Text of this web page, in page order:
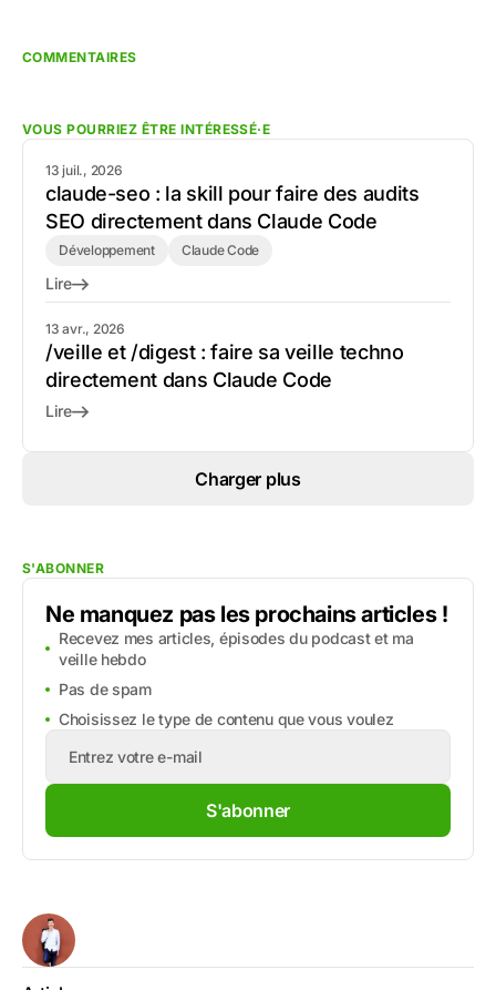
COMMENTAIRES
VOUS POURRIEZ ÊTRE INTÉRESSÉ·E
13 juil., 2026
claude-seo : la skill pour faire des audits
SEO directement dans Claude Code
Développement Claude Code
Lire
13 avr., 2026
/veille et /digest : faire sa veille techno
directement dans Claude Code
Lire
Charger plus
S'ABONNER
Ne manquez pas les prochains articles !
Recevez mes articles, épisodes du podcast et ma
veille hebdo
Pas de spam
Choisissez le type de contenu que vous voulez
S'abonner